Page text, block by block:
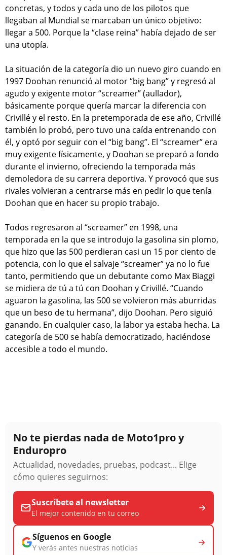
concretas, y todos y cada uno de los pilotos que
llegaban al Mundial se marcaban un único objetivo:
llegar a 500. Porque la “clase reina” había dejado de ser
una utopía.
La situación de la categoría dio un nuevo giro cuando en
1997 Doohan renunció al motor “big bang” y regresó al
agudo y exigente motor “screamer” (aullador),
básicamente porque quería marcar la diferencia con
Crivillé y el resto. En la pretemporada de ese año, Crivillé
también lo probó, pero tuvo una caída entrenando con
él, y optó por seguir con el “big bang”. El “screamer” era
muy exigente físicamente, y Doohan se preparó a fondo
durante el invierno, ofreciendo la temporada más
demoledora de su carrera deportiva. Y provocó que sus
rivales volvieran a centrarse más en pedir lo que tenía
Doohan que en hacer su propio trabajo.
Todos regresaron al “screamer” en 1998, una
temporada en la que se introdujo la gasolina sin plomo,
que hizo que las 500 perdieran casi un 15 por ciento de
potencia, con lo que el salvaje “screamer” ya no lo fue
tanto, permitiendo que un debutante como Max Biaggi
se midiera de tú a tú con Doohan y Crivillé. “Cuando
aguaron la gasolina, las 500 se volvieron más aburridas
que un beso de tu hermana”, dijo Doohan. Pero siguió
ganando. En cualquier caso, la labor ya estaba hecha. La
categoría de 500 se había democratizado, haciéndose
accesible a todo el mundo.
No te pierdas nada de Moto1pro y
Enduropro
Actualidad, novedades, pruebas, podcast... Elige
cómo quieres seguirnos:
Suscríbete al newsletter
El mejor contenido en tu correo
Síguenos en Google
Y verás antes nuestras noticias